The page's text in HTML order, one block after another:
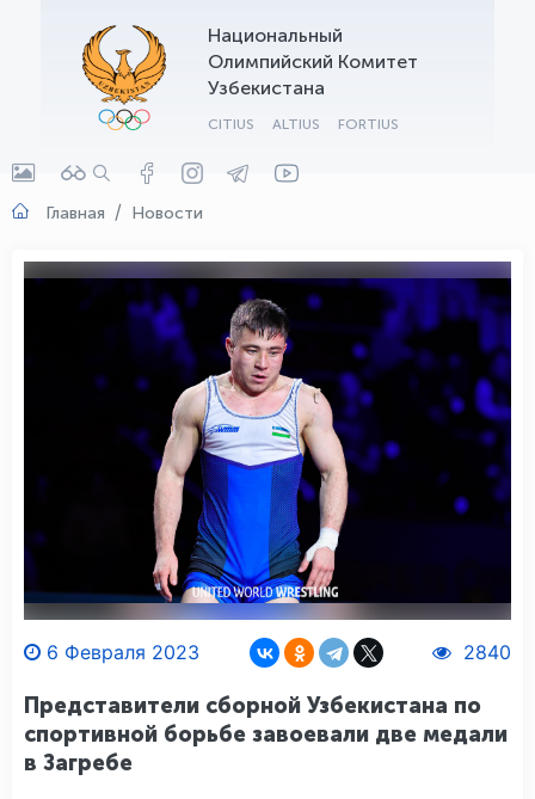
Национальный
Олимпийский Комитет
Узбекистана
CITIUS ALTIUS FORTIUS
Главная Новости
6 Февраля 2023 2840
Представители сборной Узбекистана по
спортивной борьбе завоевали две медали
в Загребе
OLYMPCHIK AI - yordamchi
Онлайн · olympic.uz